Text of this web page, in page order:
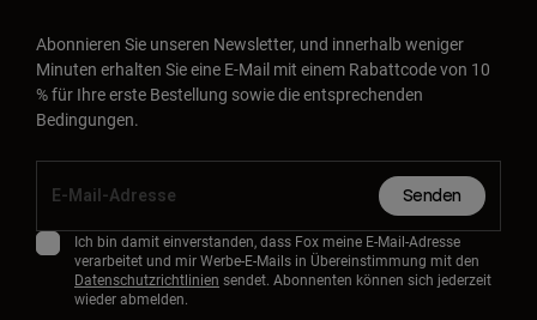
Abonnieren Sie unseren Newsletter, und innerhalb weniger
Minuten erhalten Sie eine E-Mail mit einem Rabattcode von 10
% für Ihre erste Bestellung sowie die entsprechenden
Bedingungen.
Senden
Ich bin damit einverstanden, dass Fox meine E-Mail-Adresse
verarbeitet und mir Werbe-E-Mails in Übereinstimmung mit den
Datenschutzrichtlinien sendet. Abonnenten können sich jederzeit
wieder abmelden.